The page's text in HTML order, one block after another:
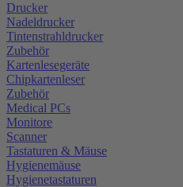
Drucker
Nadeldrucker
Tintenstrahldrucker
Zubehör
Kartenlesegeräte
Chipkartenleser
Zubehör
Medical PCs
Monitore
Scanner
Tastaturen & Mäuse
Hygienemäuse
Hygienetastaturen